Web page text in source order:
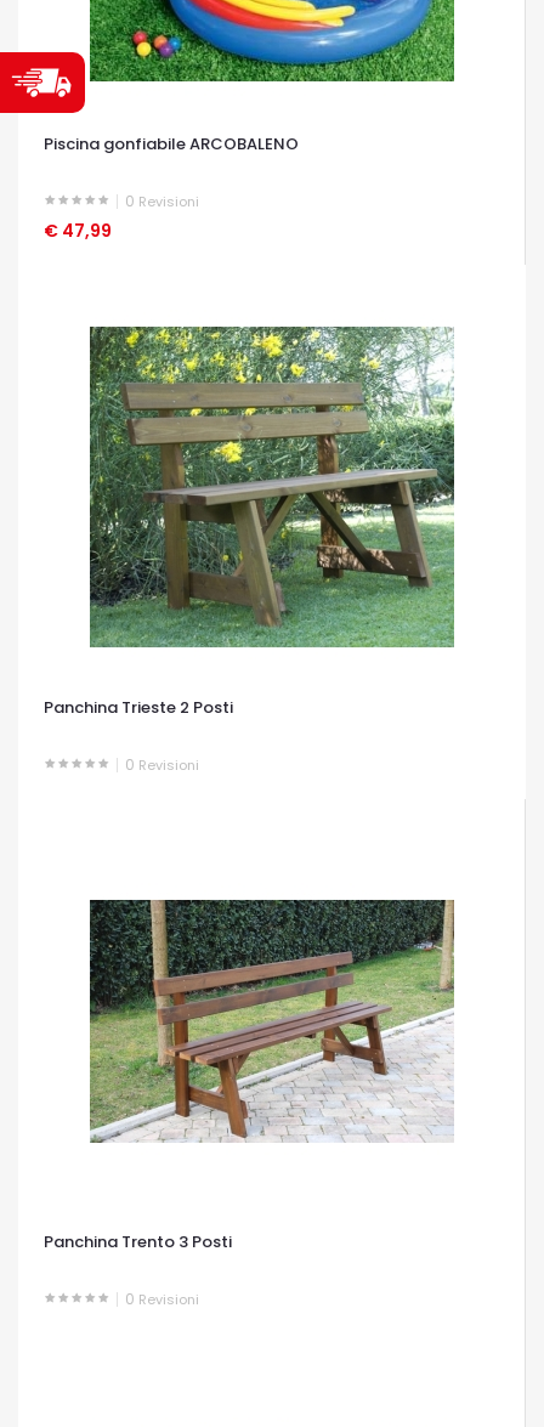
Piscina gonfiabile ARCOBALENO
0 Revisioni
€ 47,99
OCCHIATA VELOCE
Panchina Trieste 2 Posti
0 Revisioni
OCCHIATA VELOCE
Panchina Trento 3 Posti
0 Revisioni
OCCHIATA VELOCE